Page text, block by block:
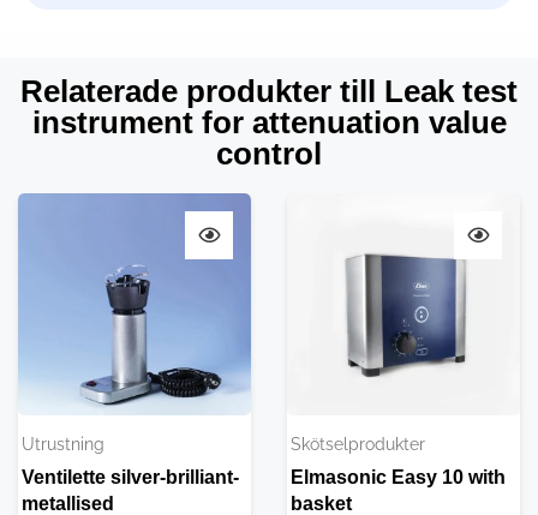
Relaterade produkter till Leak test
instrument for attenuation value
control
Utrustning
Ventilette silver-brilliant-
metallised
Skötselprodukter
Elmasonic Easy 10 with
basket